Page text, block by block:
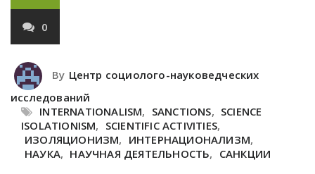
0
By Центр социолого-науковедческих
исследований
INTERNATIONALISM, SANCTIONS, SCIENCE
ISOLATIONISM, SCIENTIFIC ACTIVITIES,
ИЗОЛЯЦИОНИЗМ, ИНТЕРНАЦИОНАЛИЗМ,
НАУКА, НАУЧНАЯ ДЕЯТЕЛЬНОСТЬ, САНКЦИИ